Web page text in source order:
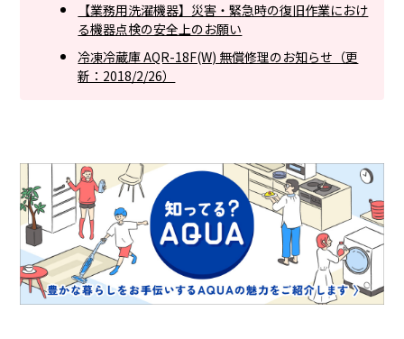
【業務用洗濯機器】災害・緊急時の復旧作業におけ
る機器点検の安全上のお願い
冷凍冷蔵庫 AQR-18F(W) 無償修理のお知らせ（更
新：2018/2/26）